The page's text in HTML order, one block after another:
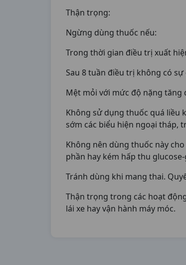
Thận trọng:
Ngừng dùng thuốc nếu:
Trong thời gian điều trị xuất
Sau 8 tuần điều trị không có sự
Mệt mỏi với mức độ nặng tăng
Không sử dụng thuốc quá liều
sớm các biểu hiện ngoại tháp,
Không nên dùng thuốc này
phần hay kém hấp thu
Tránh dùng khi mang thai.
Thận trọng trong các hoạt
lái xe hay vận hành máy móc.